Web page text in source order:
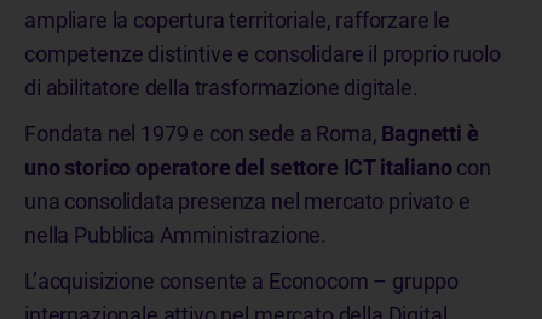
ampliare la copertura territoriale, rafforzare le
competenze distintive e consolidare il proprio ruolo
di abilitatore della trasformazione digitale.
Fondata nel 1979 e con sede a Roma, Bagnetti è
uno storico operatore del settore ICT italianocon
una consolidata presenza nel mercato privato e
nella Pubblica Amministrazione.
L’acquisizione consente a Econocom – gruppo